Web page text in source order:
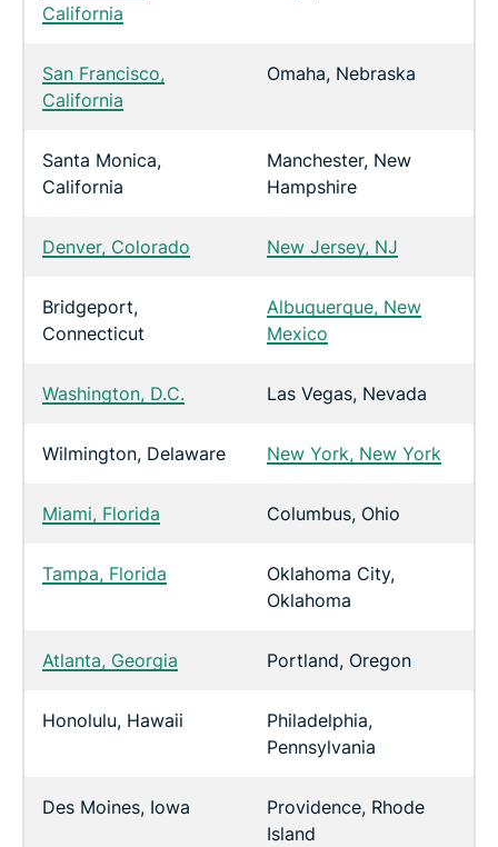
California
San Francisco,
California
Omaha, Nebraska
Santa Monica,
California
Manchester, New
Hampshire
Denver, Colorado New Jersey, NJ
Bridgeport,
Connecticut
Albuquerque, New
Mexico
Washington, D.C. Las Vegas, Nevada
Wilmington, Delaware New York, New York
Miami, Florida Columbus, Ohio
Tampa, Florida
Oklahoma City,
Oklahoma
Atlanta, Georgia Portland, Oregon
Honolulu, Hawaii
Philadelphia,
Pennsylvania
Des Moines, Iowa
Providence, Rhode
Island